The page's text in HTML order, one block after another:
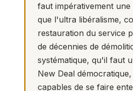
faut impérativement
que l'ultra libéralisme,
restauration du service
de décennies de
systématique, qu'il faut
New Deal
capables de se faire